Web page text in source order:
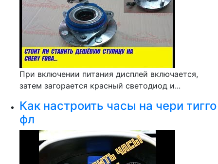
При включении питания дисплей включается,
затем загорается красный светодиод и...
Как настроить часы на чери тигго
фл